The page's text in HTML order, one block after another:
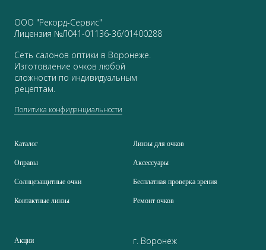
ООО "Рекорд-Сервис"
Лицензия №Л041-01136-36/01400288
Сеть салонов оптики в Воронеже.
Изготовление очков любой
сложности по индивидуальным
рецептам.
Политика конфиденциальности
Каталог
Оправы
Солнцезащитные очки
Контактные линзы
Линзы для очков
Аксессуары
Бесплатная проверка зрения
Ремонт очков
Акции г. Воронеж